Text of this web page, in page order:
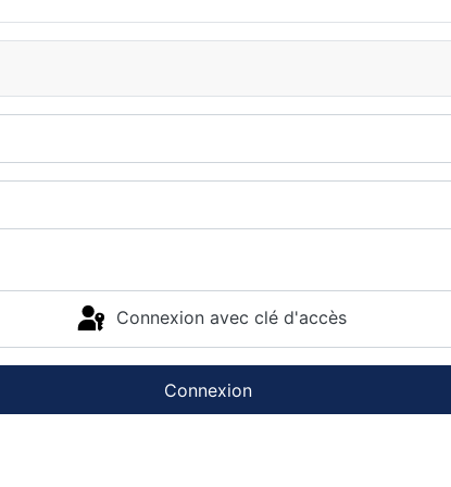
Connexion avec clé d'accès
Connexion